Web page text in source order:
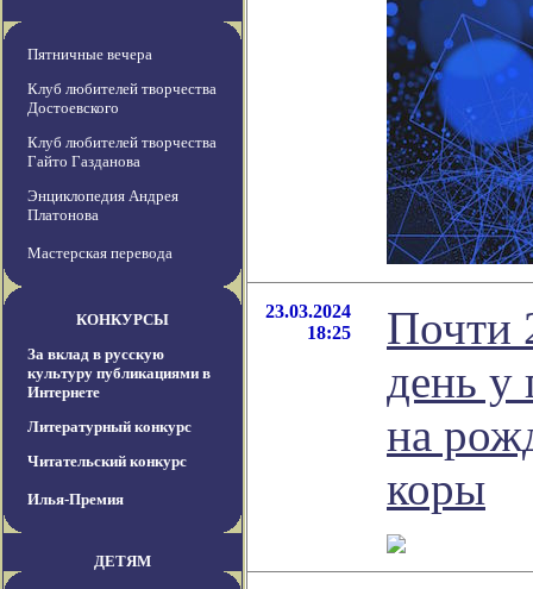
Пятничные вечера
Клуб любителей творчества
Достоевского
Клуб любителей творчества
Гайто Газданова
Энциклопедия Андрея
Платонова
Мастерская перевода
КОНКУРСЫ
За вклад в русскую
культуру публикациями в
Интернете
Литературный конкурс
Читательский конкурс
Илья-Премия
ДЕТЯМ
23.03.2024
18:25
Почти
день у
на
коры